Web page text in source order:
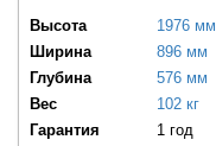
Высота
1976 мм
Ширина
896 мм
Глубина
576 мм
Вес
102 кг
Гарантия
1 год